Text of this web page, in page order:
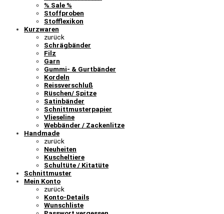
% Sale %
Stoffproben
Stofflexikon
Kurzwaren
zurück
Schrägbänder
Filz
Garn
Gummi- & Gurtbänder
Kordeln
Reissverschluß
Rüschen/ Spitze
Satinbänder
Schnittmusterpapier
Vlieseline
Webbänder / Zackenlitze
Handmade
zurück
Neuheiten
Kuscheltiere
Schultüte / Kitatüte
Schnittmuster
Mein Konto
zurück
Konto-Details
Wunschliste